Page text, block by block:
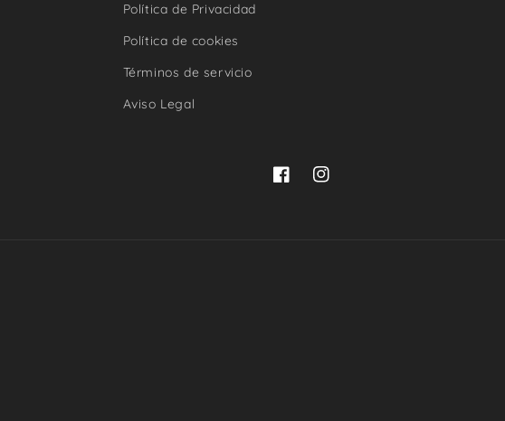
Política de Privacidad
Política de cookies
Términos de servicio
Aviso Legal
FacebookInstagram